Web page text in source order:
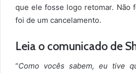
que ele fosse logo retomar. Não
foi de um cancelamento.
Leia o comunicado de
“Como vocês sabem, eu tive